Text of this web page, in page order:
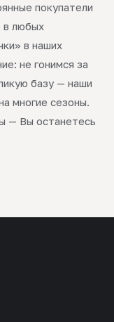
покупатели
в любых
в наших
не гонимся за
базу — наши
многие сезоны.
— Вы останетесь